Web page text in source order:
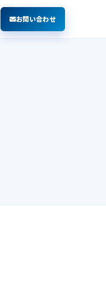
お問い合わせ